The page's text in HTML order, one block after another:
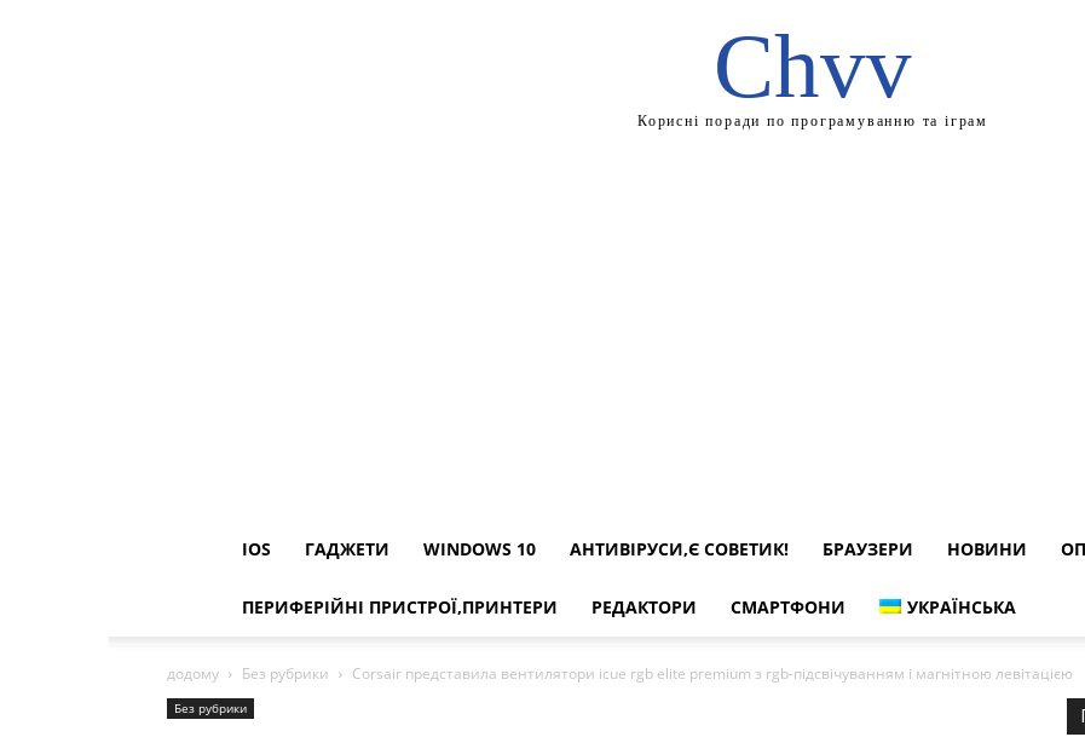
Chvv
Корисні поради по програмуванню та іграм
IOS ГАДЖЕТИ WINDOWS 10 АНТИВІРУСИ,Є СОВЕТИК! БРАУЗЕРИ НОВИНИ
ПЕРИФЕРІЙНІ ПРИСТРОЇ,ПРИНТЕРИ РЕДАКТОРИ СМАРТФОНИ УКРАЇНСЬКА
додому Без рубрики Corsair представила вентилятори icue rgb elite premium з rgb-підсвічуванням і магнітною левітацією
Без рубрики